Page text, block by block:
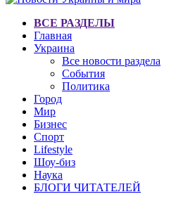
ВСЕ РАЗДЕЛЫ
Главная
Украина
Все новости раздела
События
Политика
Город
Мир
Бизнес
Спорт
Lifestyle
Шоу-биз
Наука
БЛОГИ ЧИТАТЕЛЕЙ